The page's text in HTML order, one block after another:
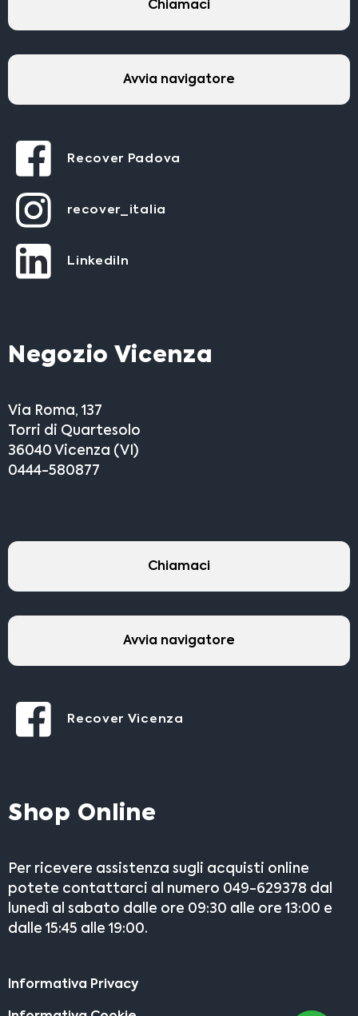
Chiamaci
Avvia navigatore
Recover Padova
recover_italia
LinkediIn
Negozio Vicenza
Via Roma, 137
Torri di Quartesolo
36040 Vicenza (VI)
0444-580877
Chiamaci
Avvia navigatore
Recover Vicenza
Shop Online
Per ricevere assistenza sugli acquisti online
potete contattarci al numero 049-629378 dal
lunedì al sabato dalle ore 09:30 alle ore 13:00 e
dalle 15:45 alle 19:00.
Informativa Privacy